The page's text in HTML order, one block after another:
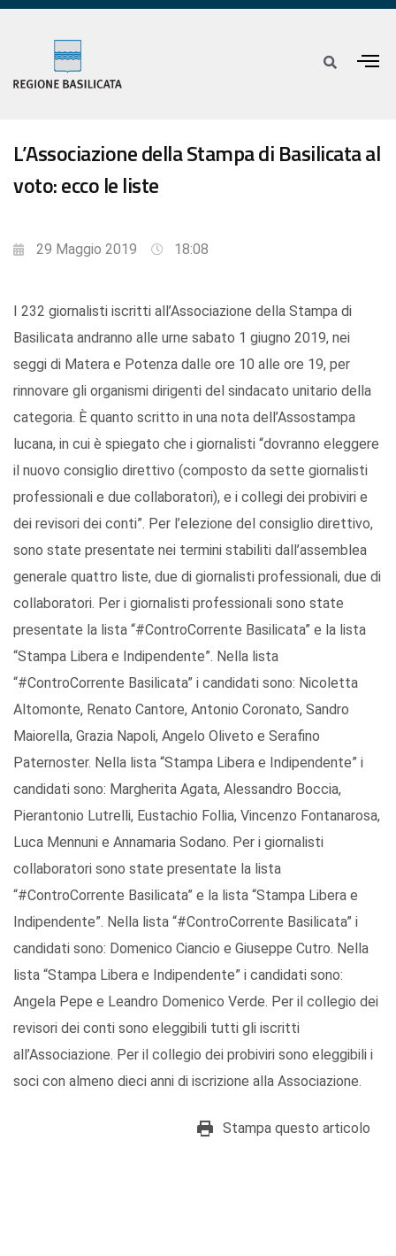
L’Associazione della Stampa di Basilicata al
voto: ecco le liste
29 Maggio 2019 18:08
I 232 giornalisti iscritti all’Associazione della Stampa di
Basilicata andranno alle urne sabato 1 giugno 2019, nei
seggi di Matera e Potenza dalle ore 10 alle ore 19, per
rinnovare gli organismi dirigenti del sindacato unitario della
categoria. È quanto scritto in una nota dell’Assostampa
lucana, in cui è spiegato che i giornalisti “dovranno eleggere
il nuovo consiglio direttivo (composto da sette giornalisti
professionali e due collaboratori), e i collegi dei probiviri e
dei revisori dei conti”. Per l’elezione del consiglio direttivo,
sono state presentate nei termini stabiliti dall’assemblea
generale quattro liste, due di giornalisti professionali, due di
collaboratori. Per i giornalisti professionali sono state
presentate la lista “#ControCorrente Basilicata” e la lista
“Stampa Libera e Indipendente”. Nella lista
“#ControCorrente Basilicata” i candidati sono: Nicoletta
Altomonte, Renato Cantore, Antonio Coronato, Sandro
Maiorella, Grazia Napoli, Angelo Oliveto e Serafino
Paternoster. Nella lista “Stampa Libera e Indipendente” i
candidati sono: Margherita Agata, Alessandro Boccia,
Pierantonio Lutrelli, Eustachio Follia, Vincenzo Fontanarosa,
Luca Mennuni e Annamaria Sodano. Per i giornalisti
collaboratori sono state presentate la lista
“#ControCorrente Basilicata” e la lista “Stampa Libera e
Indipendente”. Nella lista “#ControCorrente Basilicata” i
candidati sono: Domenico Ciancio e Giuseppe Cutro. Nella
lista “Stampa Libera e Indipendente” i candidati sono:
Angela Pepe e Leandro Domenico Verde. Per il collegio dei
revisori dei conti sono eleggibili tutti gli iscritti
all’Associazione. Per il collegio dei probiviri sono eleggibili i
soci con almeno dieci anni di iscrizione alla Associazione.
Stampa questo articolo